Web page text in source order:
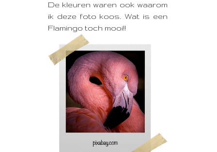
De kleuren waren ook waarom
ik deze foto koos. Wat is een
Flamingo toch mooi!!